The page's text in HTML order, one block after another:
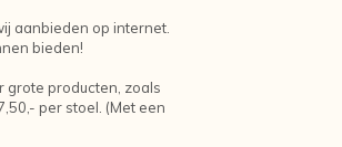
aanbieden op internet.
bieden!
grote producten, zoals
per stoel. (Met een